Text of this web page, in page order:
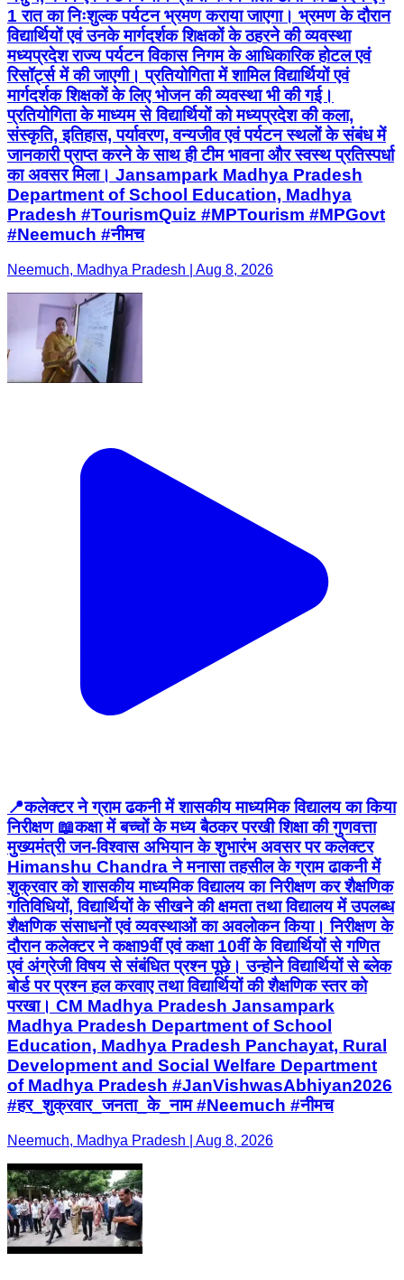
1 रात का निःशुल्क पर्यटन भ्रमण कराया जाएगा। भ्रमण के दौरान
विद्यार्थियों एवं उनके मार्गदर्शक शिक्षकों के ठहरने की व्यवस्था
मध्यप्रदेश राज्य पर्यटन विकास निगम के आधिकारिक होटल एवं
रिसॉर्ट्स में की जाएगी। प्रतियोगिता में शामिल विद्यार्थियों एवं
मार्गदर्शक शिक्षकों के लिए भोजन की व्यवस्था भी की गई।
प्रतियोगिता के माध्यम से विद्यार्थियों को मध्यप्रदेश की कला,
संस्कृति, इतिहास, पर्यावरण, वन्यजीव एवं पर्यटन स्थलों के संबंध में
जानकारी प्राप्त करने के साथ ही टीम भावना और स्वस्थ प्रतिस्पर्धा
का अवसर मिला। Jansampark Madhya Pradesh
Department of School Education, Madhya
Pradesh #TourismQuiz #MPTourism #MPGovt
#Neemuch #नीमच
Neemuch, Madhya Pradesh | Aug 8, 2026
📍कलेक्टर ने ग्राम ढकनी में शासकीय माध्यमिक विद्यालय का किया
निरीक्षण 📖कक्षा में बच्चों के मध्य बैठकर परखी शिक्षा की गुणवत्ता
मुख्‍यमंत्री जन-विश्वास अभियान के शुभारंभ अवसर पर कलेक्टर
Himanshu Chandra ने मनासा तहसील के ग्राम ढाकनी में
शुक्रवार को शासकीय माध्‍यमिक विद्यालय का निरीक्षण कर शैक्षणिक
गतिविधियों, विद्यार्थियों के सीखने की क्षमता तथा विद्यालय में उपलब्‍ध
शैक्षणिक संसाधनों एवं व्‍यवस्‍थाओं का अवलोकन किया। निरीक्षण के
दौरान कलेक्‍टर ने कक्षा9वीं एवं कक्षा 10वीं के विद्यार्थियों से गणित
एवं अंग्रेजी विषय से संबंधित प्रश्‍न पूछे। उन्‍होने विद्यार्थियों से ब्‍लेक
बोर्ड पर प्रश्‍न हल करवाए तथा विद्यार्थियों की शैक्षणिक स्‍तर को
परखा। CM Madhya Pradesh Jansampark
Madhya Pradesh Department of School
Education, Madhya Pradesh Panchayat, Rural
Development and Social Welfare Department
of Madhya Pradesh #JanVishwasAbhiyan2026
#हर_शुक्रवार_जनता_के_नाम #Neemuch #नीमच
Neemuch, Madhya Pradesh | Aug 8, 2026